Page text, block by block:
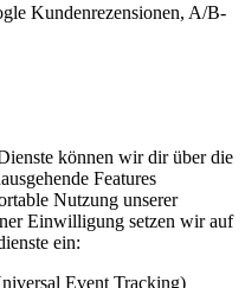
Kundenrezensionen, A/B-
können wir dir über die
Features
Nutzung unserer
Einwilligung setzen wir auf
ein:
Event Tracking)